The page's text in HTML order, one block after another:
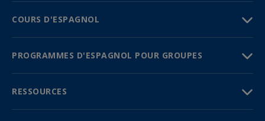
COURS D'ESPAGNOL
PROGRAMMES D'ESPAGNOL POUR GROUPES
RESSOURCES